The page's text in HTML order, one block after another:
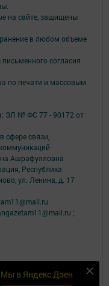
Мы в Яндекс Дзен
на сайте, защищены
в любом объеме
согласия
по печати и массовым
ЭЛ № ФС 77 - 90172 от
сфере связи,
Ашрафулловна
Республика
ул. Ленина, д. 17
;
сервисов и